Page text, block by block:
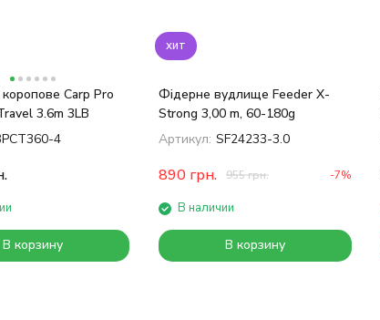
Carp Pro
3.6m 3LB
4
В корзину
хит
Фідерне вудлище Feeder X-
Strong 3,00 m, 60-180g
Артикул: SF24233-3.0
890 грн. 955грн. -7%
В наличии
В корзину